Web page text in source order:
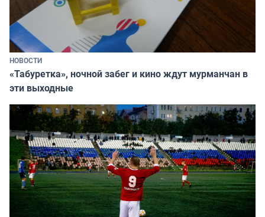
НОВОСТИ
«Табуретка», ночной забег и кино ждут мурманчан в
эти выходные